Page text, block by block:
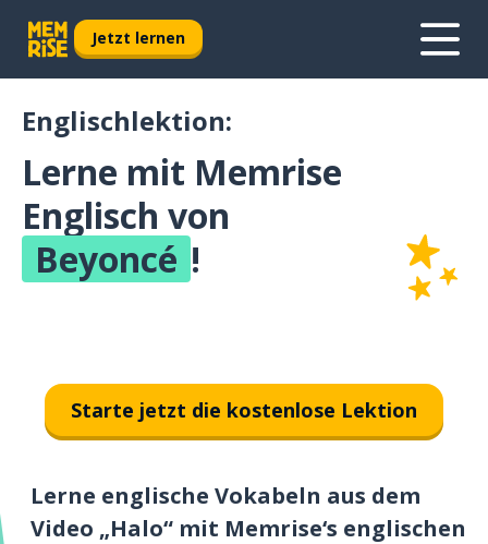
Jetzt lernen
Englischlektion:
Lerne mit Memrise
Englisch von
Beyoncé !
Starte jetzt die kostenlose Lektion
Lerne englische Vokabeln aus dem
Video „Halo“ mit Memrise‘s englischen